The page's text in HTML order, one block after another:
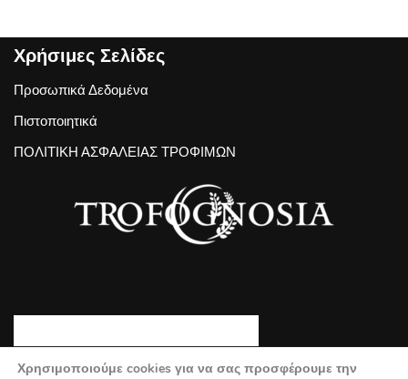
Χρήσιμες Σελίδες
Προσωπικά Δεδομένα
Πιστοποιητικά
ΠΟΛΙΤΙΚΗ ΑΣΦΑΛΕΙΑΣ ΤΡΟΦΙΜΩΝ
Χρησιμοποιούμε cookies για να σας προσφέρουμε την